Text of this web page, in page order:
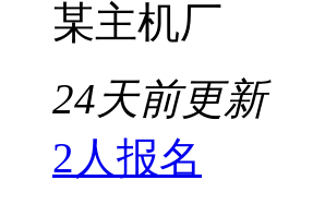
某主机厂
24天前更新
2人报名